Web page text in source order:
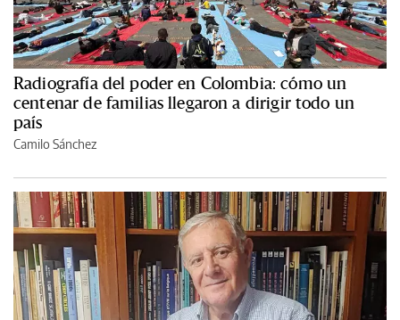
Radiografía del poder en Colombia: cómo un
centenar de familias llegaron a dirigir todo un
país
Camilo Sánchez